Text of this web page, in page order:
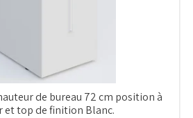
de bureau 72 cm position à
et top de finition Blanc.